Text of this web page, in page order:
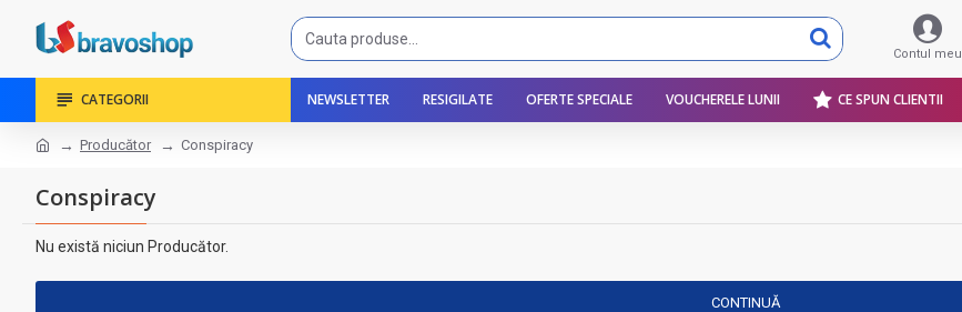
Contul meu
CATEGORII NEWSLETTER RESIGILATE OFERTE SPECIALE VOUCHERELE LUNII CE SPUN CLIENTII
Producător Conspiracy
Conspiracy
Nu există niciun Producător.
CONTINUĂ